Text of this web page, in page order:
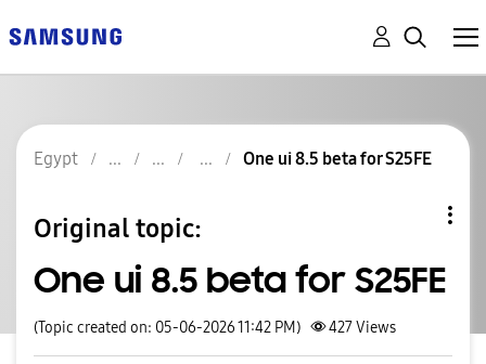
Egypt One ui 8.5 beta for S25FE
Original topic:
One ui 8.5 beta for S25FE
(Topic created on: 05-06-2026 11:42 PM) 427Views